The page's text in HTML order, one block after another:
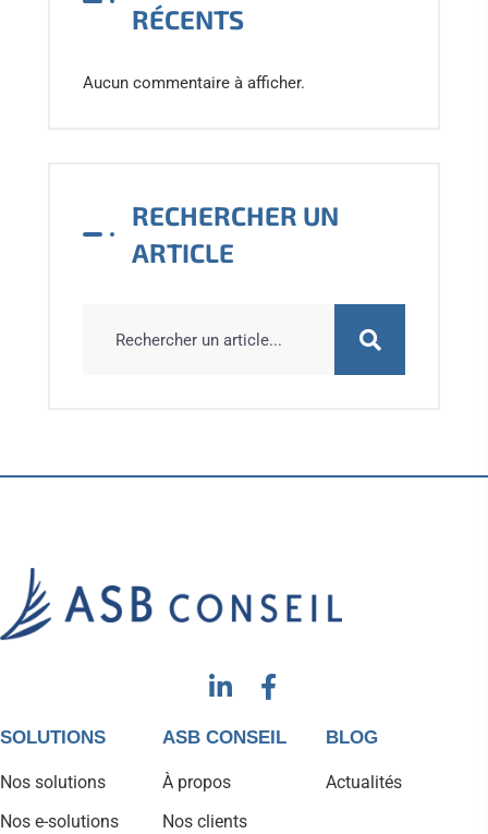
RÉCENTS
Aucun commentaire à afficher.
RECHERCHER UN
ARTICLE
SOLUTIONS
Nos solutions
Nos e-solutions
ASB CONSEIL
À propos
Nos clients
BLOG
Actualités